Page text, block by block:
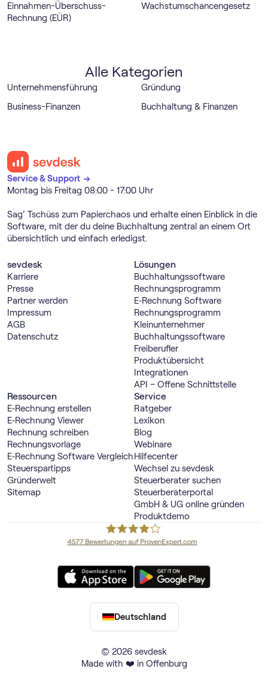
Einnahmen-Überschuss-
Rechnung (EÜR)
Wachstumschancengesetz
Alle Kategorien
Unternehmensführung
Gründung
Business-Finanzen
Buchhaltung & Finanzen
Service & Support →
Montag bis Freitag 08:00 - 17:00 Uhr
Sag’ Tschüss zum Papierchaos und erhalte einen Einblick in die
Software, mit der du deine Buchhaltung zentral an einem Ort
übersichtlich und einfach erledigst.
sevdesk
Karriere
Presse
Partner werden
Impressum
AGB
Datenschutz
Lösungen
Buch­haltungs­software
Rechnungs­programm
E‑Rechnung Software
Rechnungs­programm
Kleinunternehmer
Buch­haltungs­software
Freiberufler
Produktübersicht
Integrationen
API – Offene Schnittstelle
Ressourcen
E‑Rechnung erstellen
E‑Rechnung Viewer
Rechnung schreiben
Rechnungsvorlage
E‑Rechnung Software Vergleich
Steuerspartipps
Gründerwelt
Sitemap
Service
Ratgeber
Lexikon
Blog
Webinare
Hilfecenter
Wechsel zu sevdesk
Steuerberater suchen
Steuerberaterportal
GmbH & UG online gründen
Produktdemo
© 2026 sevdesk
Made with ❤️ in Offenburg
Deutschland